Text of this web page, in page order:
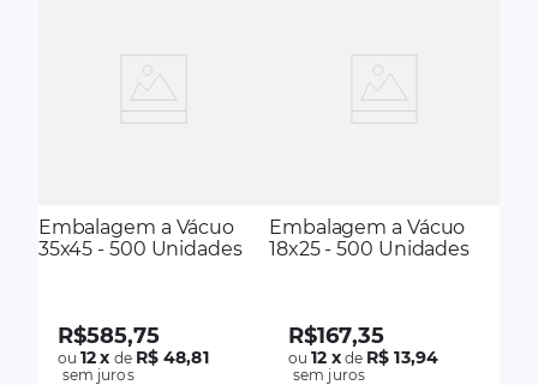
Embalagem a Vácuo
35x45 - 500 Unidades
R$585,75
ou12x de R$ 48,81
sem juros
Embalagem a Vácuo
18x25 - 500 Unidades
R$167,35
ou12 xde R$ 13,94
sem juros